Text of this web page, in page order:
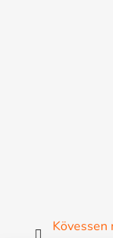
Kövessen